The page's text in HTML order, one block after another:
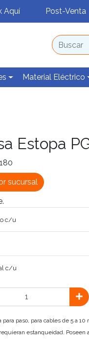
Aquí Post-Venta
Material Eléctrico
Estopa
sucursal
c/u
c/u
para paso, para cables de 5 a
estanqueidad.